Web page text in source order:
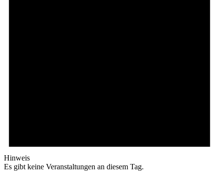
Hinweis
Es gibt keine Veranstaltungen an diesem Tag.